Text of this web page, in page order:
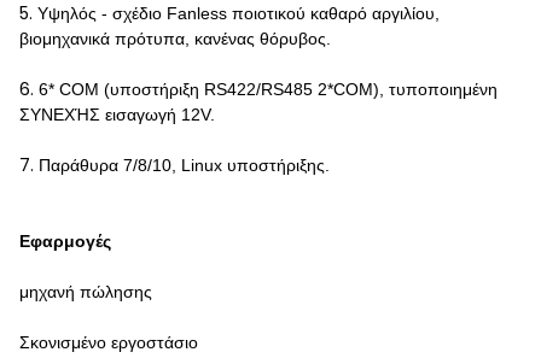
5. Υψηλός - σχέδιο Fanless ποιοτικού καθαρό αργιλίου,
βιομηχανικά πρότυπα, κανένας θόρυβος.
6. 6* COM (υποστήριξη RS422/RS485 2*COM), τυποποιημένη
ΣΥΝΕΧΉΣ εισαγωγή 12V.
7. Παράθυρα 7/8/10, Linux υποστήριξης.
Εφαρμογές
μηχανή πώλησης
Σκονισμένο εργοστάσιο